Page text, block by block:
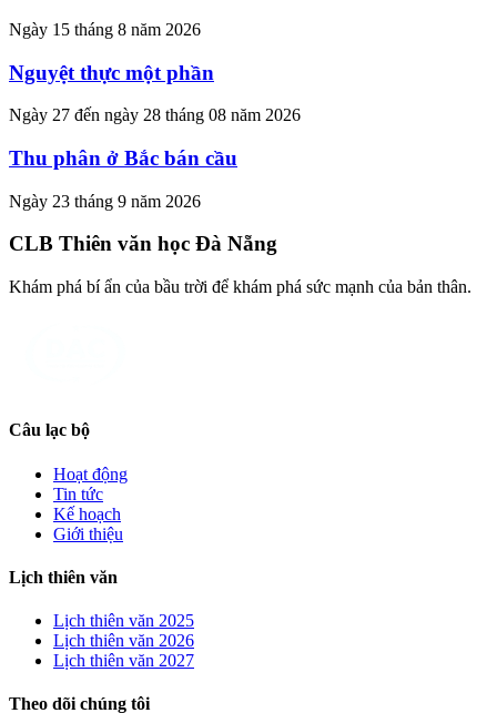
Ngày 15 tháng 8 năm 2026
Nguyệt thực một phần
Ngày 27 đến ngày 28 tháng 08 năm 2026
Thu phân ở Bắc bán cầu
Ngày 23 tháng 9 năm 2026
CLB Thiên văn học Đà Nẵng
Khám phá bí ẩn của bầu trời để khám phá sức mạnh của bản thân.
Câu lạc bộ
Hoạt động
Tin tức
Kế hoạch
Giới thiệu
Lịch thiên văn
Lịch thiên văn 2025
Lịch thiên văn 2026
Lịch thiên văn 2027
Theo dõi chúng tôi